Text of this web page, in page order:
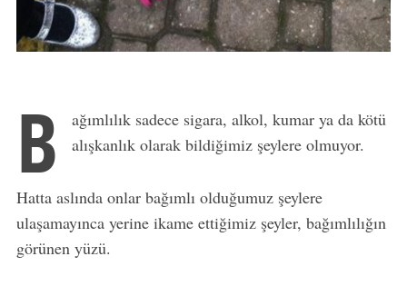
B
ağımlılık sadece sigara, alkol, kumar ya da kötü
alışkanlık olarak bildiğimiz şeylere olmuyor.
Hatta aslında onlar bağımlı olduğumuz şeylere
ulaşamayınca yerine ikame ettiğimiz şeyler, bağımlılığın
görünen yüzü.